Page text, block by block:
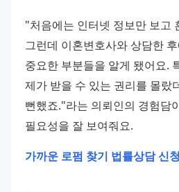
"처음에는 인터넷 정보만 보고
그런데 이혼변호사와 상담한
중요한 부분들을 알게 됐어요.
제가 받을 수 있는 권리를 몰랐
뻔했죠."라는 의뢰인의 경험담
필요성을 잘 보여줘요.
가까운 로펌 찾기 법률상담 신